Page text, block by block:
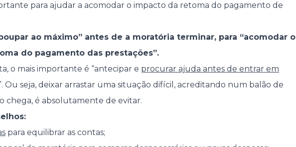
para ajudar a acomodar o impacto da retoma do pagamento de
ao máximo” antes de a moratória terminar, para “acomodar o
do pagamento das prestações”.
o mais importante é “antecipar e procurar ajuda antes de entrar em
Ou seja, deixar arrastar uma situação difícil, acreditando num balão de
chega, é absolutamente de evitar.
para equilibrar as contas;